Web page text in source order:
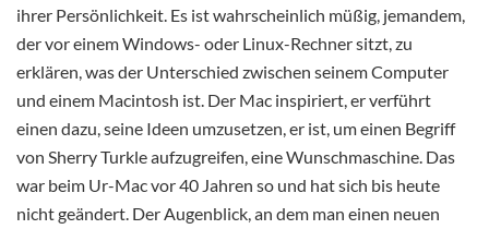
ihrer Persönlichkeit. Es ist wahrscheinlich müßig, jemandem,
der vor einem Windows- oder Linux-Rechner sitzt, zu
erklären, was der Unterschied zwischen seinem Computer
und einem Macintosh ist. Der Mac inspiriert, er verführt
einen dazu, seine Ideen umzusetzen, er ist, um einen Begriff
von Sherry Turkle aufzugreifen, eine Wunschmaschine. Das
war beim Ur-Mac vor 40 Jahren so und hat sich bis heute
nicht geändert. Der Augenblick, an dem man einen neuen